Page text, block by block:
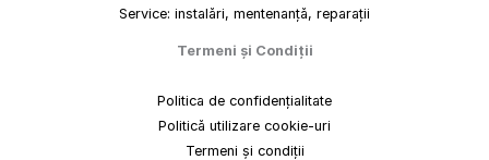
Service: instalări, mentenanță, reparații
Termeni și Condiții
Politica de confidențialitate
Politică utilizare cookie-uri
Termeni și condiții